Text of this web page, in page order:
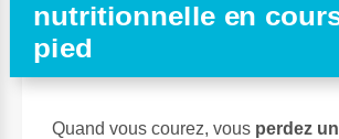
nutritionnelle en
pied
Quand vous courez, vous perdez